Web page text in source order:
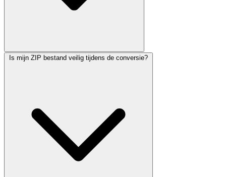
Is mijn ZIP bestand veilig tijdens de conversie?